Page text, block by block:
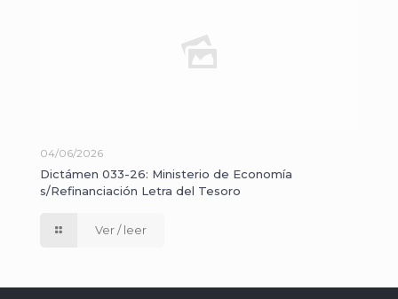
04/06/2026
Dictámen 033-26: Ministerio de Economía
s/Refinanciación Letra del Tesoro
Ver / leer